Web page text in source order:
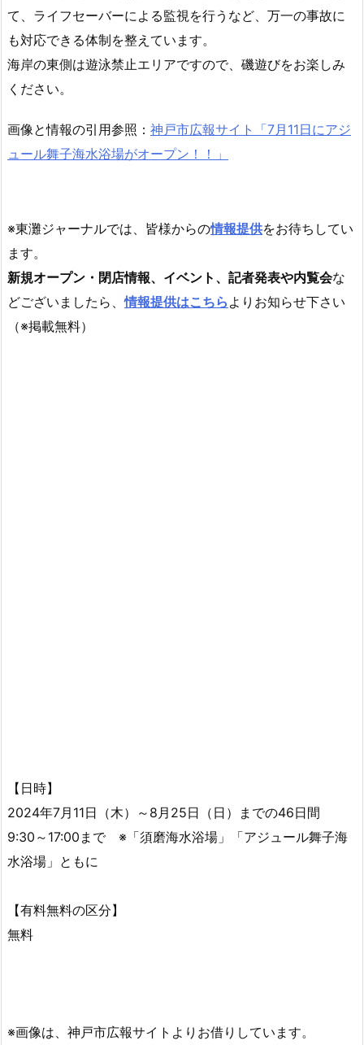
て、ライフセーバーによる監視を行うなど、万一の事故に
も対応できる体制を整えています。
海岸の東側は遊泳禁止エリアですので、磯遊びをお楽しみ
ください。
画像と情報の引用参照： 神戸市広報サイト「7月11日にアジ
ュール舞子海水浴場がオープン！！」
※東灘ジャーナルでは、皆様からの情報提供をお待ちしてい
ます。
新規オープン・閉店情報、イベント、記者発表や内覧会な
どございましたら、情報提供はこちら よりお知らせ下さい
（※掲載無料）
【日時】
2024年7月11日（木）～8月25日（日）までの46日間
9:30～17:00まで ※「須磨海水浴場」「アジュール舞子海
水浴場」ともに
【有料無料の区分】
無料
※画像は、神戸市広報サイトよりお借りしています。